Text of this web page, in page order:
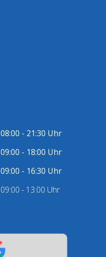
08:00 - 21:30 Uhr
09:00 - 18:00 Uhr
09:00 - 16:30 Uhr
09:00 - 13:00 Uhr